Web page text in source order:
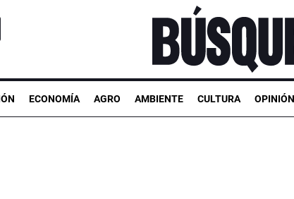
ECONOMÍA AGRO AMBIENTE CULTURA OPINIÓN